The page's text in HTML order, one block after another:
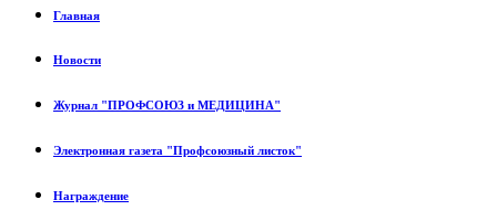
Главная
Новости
Журнал "ПРОФСОЮЗ и МЕДИЦИНА"
Электронная газета "Профсоюзный листок"
Награждение